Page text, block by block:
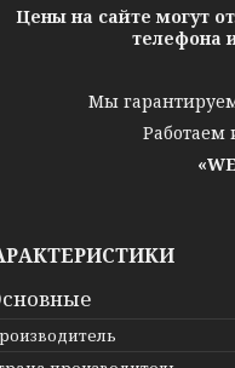
Цены на сайте могут
телефона
Мы
Работаем